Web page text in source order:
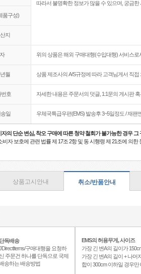
따라서 불명확한 정보가 많을 수 있으며, 궁금
품구성)
지
위의 상품은 해외 구매대행(수입대행) 서비스로
월 상품 제조사의 A/S규정에 따라 고객님게서 직접
번호 자세한 내용은 주문서의 덧글, 1:1문의 게시판
일 우체국특급우편(EMS) 발송후 3~5일정도 / 재
의 단순 변심, 착오 구매에 따른 청약 철회가 불가능한 경우 그
자 보호에 관련 법률 제 17조 2항 및 동 시행령 제 21조에 의
상품고시안내 취소/반품안내
단독배송
구매대행을 요청하
신 주문건 하나를 단독으로 국제
송하는 배송방법
EMS의 허용무게, 사이즈
가장 긴 변A의 길이가
가장 긴 변A의 길이 + 나머
합이 300cm 이하일 경우만